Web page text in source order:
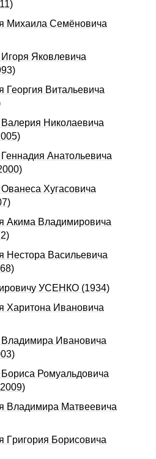
Михаила Семёновича
Яковлевича
Георгия Витальевича
Николаевича
Анатольевича
Хугасовича
Акима Владимировича
Нестора Васильевича
УСЕНКО (1934)
Харитона Ивановича
Ивановича
Ромуальдовича
Владимира Матвеевича
Гpигоpия Боpисовича